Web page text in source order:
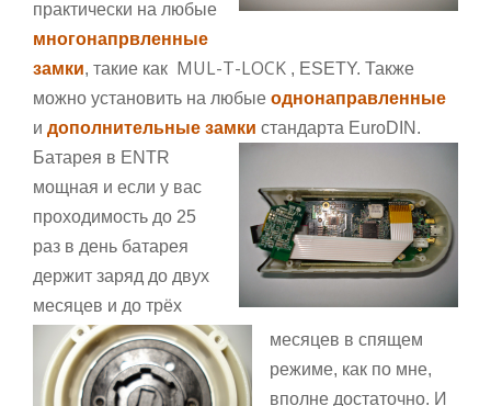
практически на любые
многонапрвленные
замки, такие как MUL-T-LOCK , ESETY. Также
можно установить на любые однонаправленные
и дополнительные замки стандарта EuroDIN.
Батарея в ENTR
мощная и если у вас
проходимость до 25
раз в день батарея
держит заряд до двух
месяцев и до трёх
месяцев в спящем
режиме, как по мне,
вполне достаточно. И